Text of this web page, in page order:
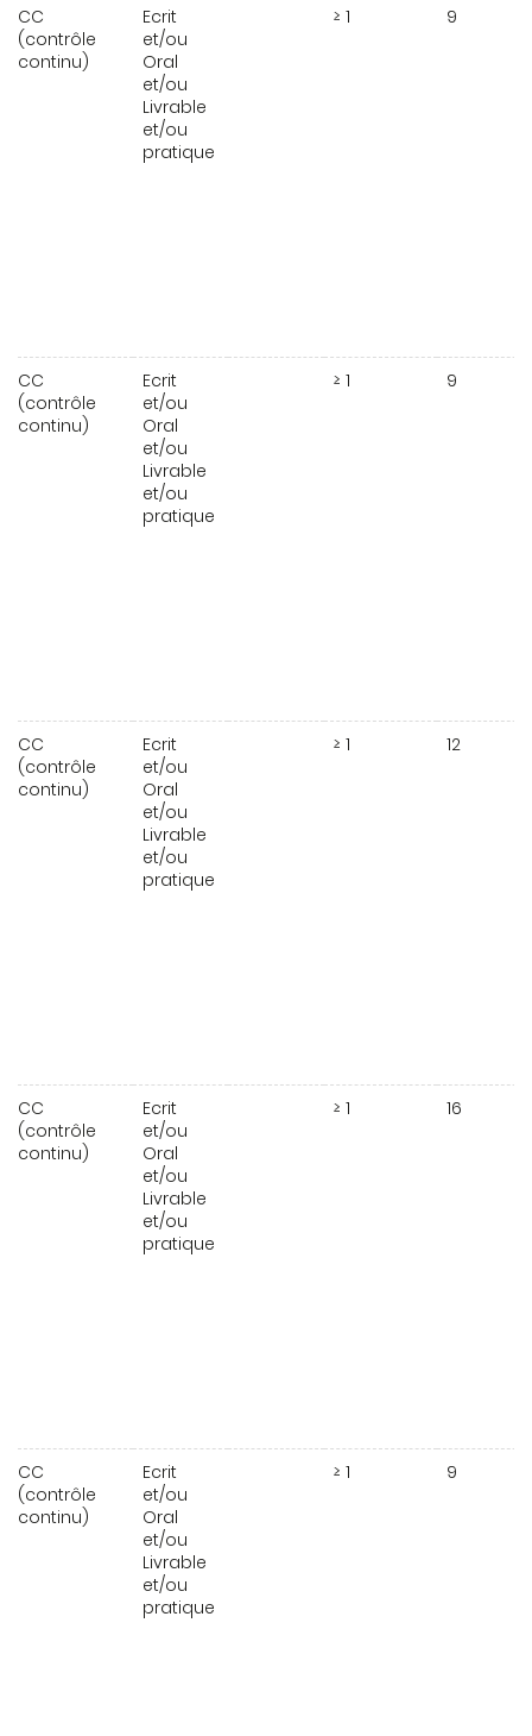
CC
(contrôle
continu)
Ecrit
et/ou
Oral
et/ou
Livrable
et/ou
pratique
≥ 1 9
CC
(contrôle
continu)
Ecrit
et/ou
Oral
et/ou
Livrable
et/ou
pratique
≥ 1 9
CC
(contrôle
continu)
Ecrit
et/ou
Oral
et/ou
Livrable
et/ou
pratique
≥ 1 12
CC
(contrôle
continu)
Ecrit
et/ou
Oral
et/ou
Livrable
et/ou
pratique
≥ 1 16
CC
(contrôle
continu)
Ecrit
et/ou
Oral
et/ou
Livrable
et/ou
pratique
≥ 1 9